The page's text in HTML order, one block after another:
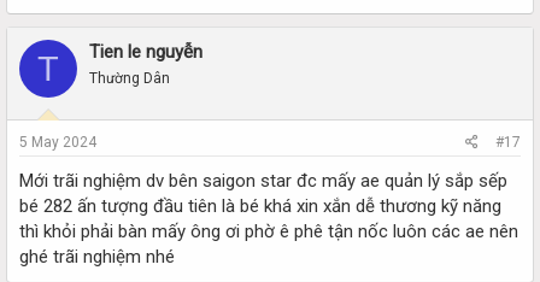
T Tien le nguyễn
Thường Dân
5 May 2024 #17
Mới trãi nghiệm dv bên saigon star đc mấy ae quản lý sắp sếp
bé 282 ấn tượng đầu tiên là bé khá xin xắn dễ thương kỹ năng
thì khỏi phải bàn mấy ông ơi phờ ê phê tận nốc luôn các ae nên
ghé trãi nghiệm nhé